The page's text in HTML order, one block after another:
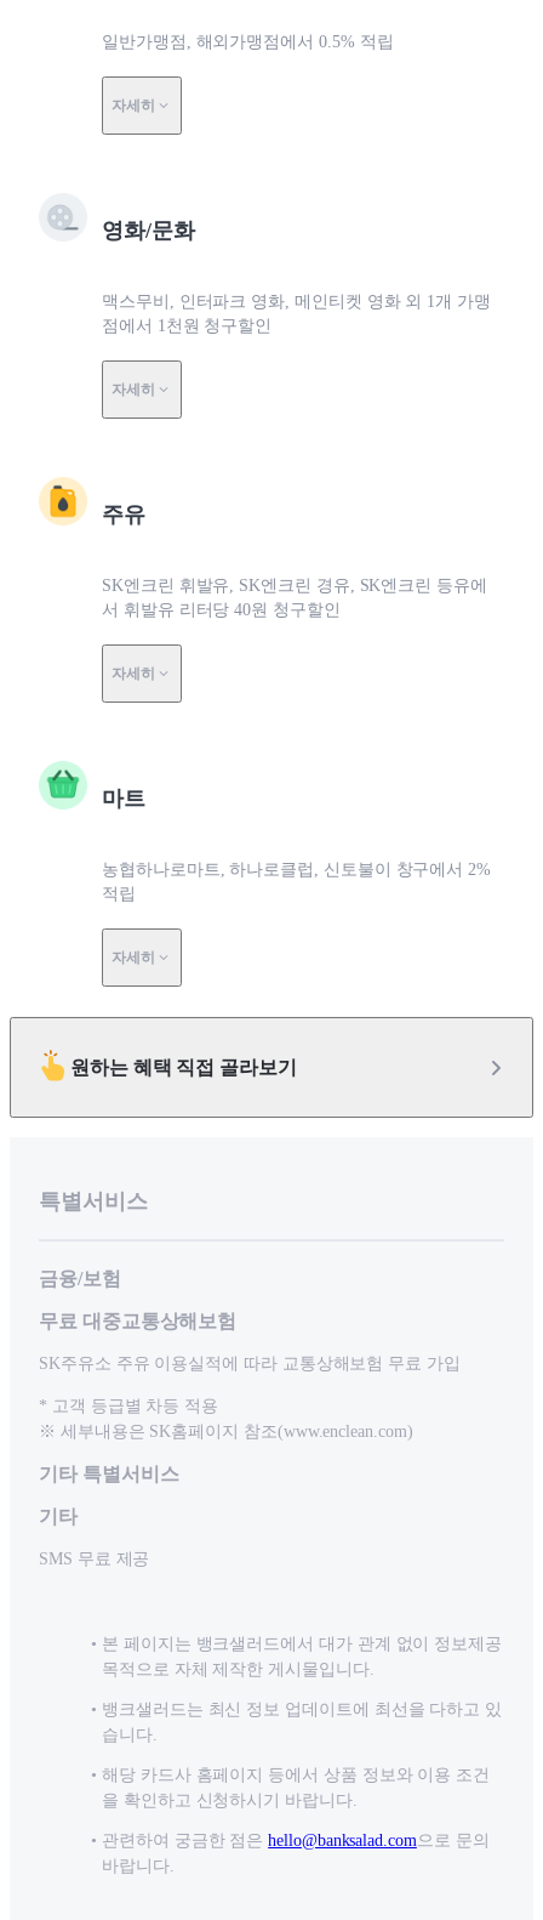
일반가맹점, 해외가맹점에서 0.5% 적립
자세히
영화/문화
맥스무비, 인터파크 영화, 메인티켓 영화 외 1개 가맹
점에서 1천원 청구할인
자세히
주유
SK엔크린 휘발유, SK엔크린 경유, SK엔크린 등유에
서 휘발유 리터당 40원 청구할인
자세히
마트
농협하나로마트, 하나로클럽, 신토불이 창구에서 2%
적립
자세히
원하는 혜택 직접 골라보기
특별서비스
금융/보험
무료 대중교통상해보험
SK주유소 주유 이용실적에 따라 교통상해보험 무료 가입
* 고객 등급별 차등 적용
※ 세부내용은 SK홈페이지 참조(www.enclean.com)
기타 특별서비스
기타
SMS 무료 제공
본 페이지는 뱅크샐러드에서 대가 관계 없이 정보제공
목적으로 자체 제작한 게시물입니다.
뱅크샐러드는 최신 정보 업데이트에 최선을 다하고 있
습니다.
해당 카드사 홈페이지 등에서 상품 정보와 이용 조건
을 확인하고 신청하시기 바랍니다.
관련하여 궁금한 점은 hello@banksalad.com으로 문의
바랍니다.